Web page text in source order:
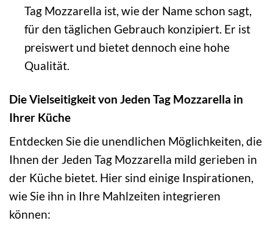
Tag Mozzarella ist, wie der Name schon sagt,
für den täglichen Gebrauch konzipiert. Er ist
preiswert und bietet dennoch eine hohe
Qualität.
Die Vielseitigkeit von Jeden Tag Mozzarella in
Ihrer Küche
Entdecken Sie die unendlichen Möglichkeiten, die
Ihnen der Jeden Tag Mozzarella mild gerieben in
der Küche bietet. Hier sind einige Inspirationen,
wie Sie ihn in Ihre Mahlzeiten integrieren
können: